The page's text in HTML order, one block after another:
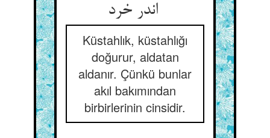
اندر خرد
Küstahlık, küstahlığı
doğurur, aldatan
aldanır. Çünkü bunlar
akıl bakımından
birbirlerinin cinsidir.